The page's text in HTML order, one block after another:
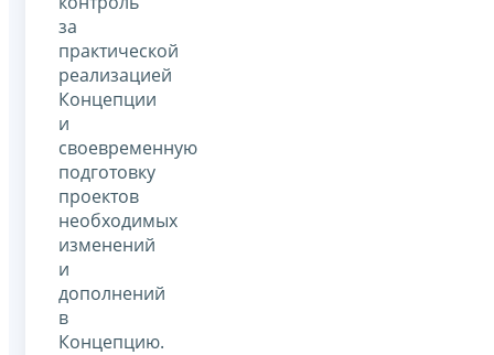
за
практической
реализацией
Концепции
и
своевременную
подготовку
проектов
необходимых
изменений
и
дополнений
в
Концепцию.